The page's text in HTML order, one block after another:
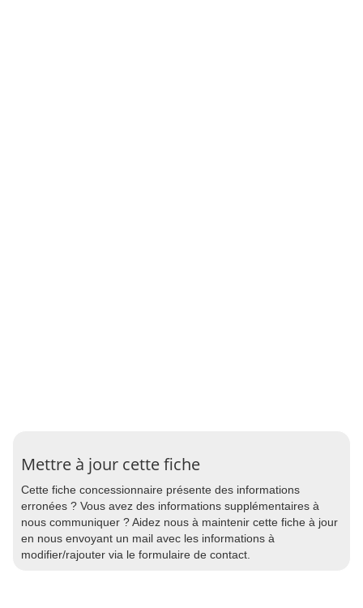
Mettre à jour cette fiche
Cette fiche concessionnaire présente des informations
erronées ? Vous avez des informations supplémentaires à
nous communiquer ? Aidez nous à maintenir cette fiche à jour
en nous envoyant un mail avec les informations à
modifier/rajouter via le formulaire de contact.